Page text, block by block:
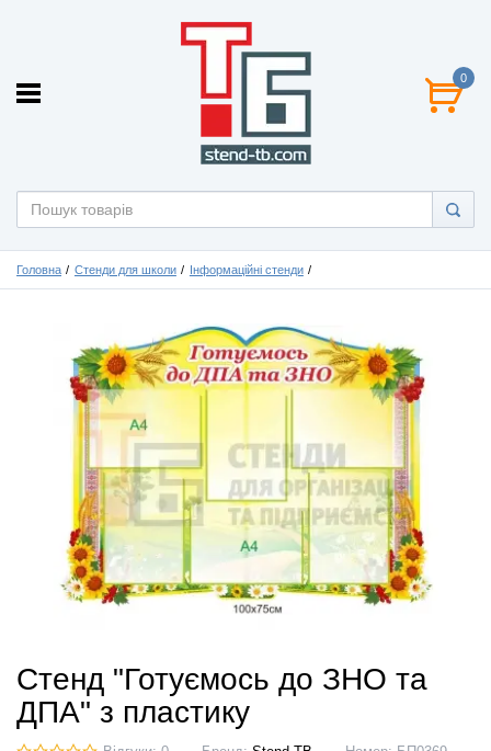
0
Головна Стенди для школи Інформаційні стенди
Стенд "Готуємось до ЗНО та
ДПА" з пластику